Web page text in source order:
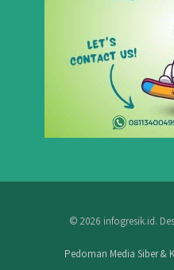
© 2026 infogresik.id.
Pedoman Media Siber &